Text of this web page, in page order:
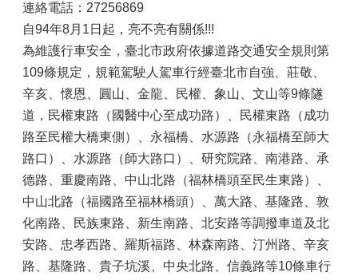
連絡電話：27256869
自94年8月1日起，亮不亮有關係!!!
為維護行車安全，臺北市政府依據道路交通安全規則第
109條規定，規範駕駛人駕車行經臺北市自強、莊敬、
辛亥、懷恩、圓山、金龍、民權、象山、文山等9條隧
道，民權東路（國醫中心至成功路）、民權東路（成功
路至民權大橋東側）、永福橋、水源路（永福橋至師大
路口）、水源路（師大路口）、研究院路、南港路、承
德路、重慶南路、中山北路（福林橋頭至民生東路）、
中山北路（福國路至福林橋頭）、萬大路、基隆路、敦
化南路、民族東路、新生南路、北安路等調撥車道及北
安路、忠孝西路、羅斯福路、林森南路、汀州路、辛亥
路、基隆路、貴子坑溪、中央北路、信義路等10條車行